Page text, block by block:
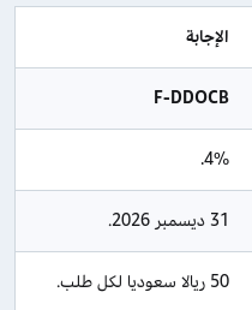
الإجابة
F-DDOCB
4%.
31 ديسمبر 2026.
50 ريالا سعوديا لكل طلب.